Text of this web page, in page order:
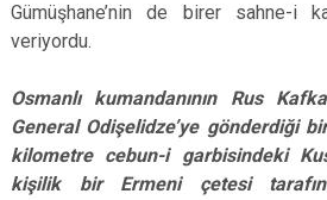
Gümüşhane’nin de birer sahne-i
veriyordu.
Osmanlı kumandanının Rus
General Odişelidze’ye gönderdiği bir
kilometre cebun-i garbisindeki
kişilik bir Ermeni çetesi